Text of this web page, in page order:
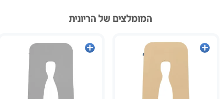
המומלצים של הריונית
הוספה
לסל
הוספה
לסל